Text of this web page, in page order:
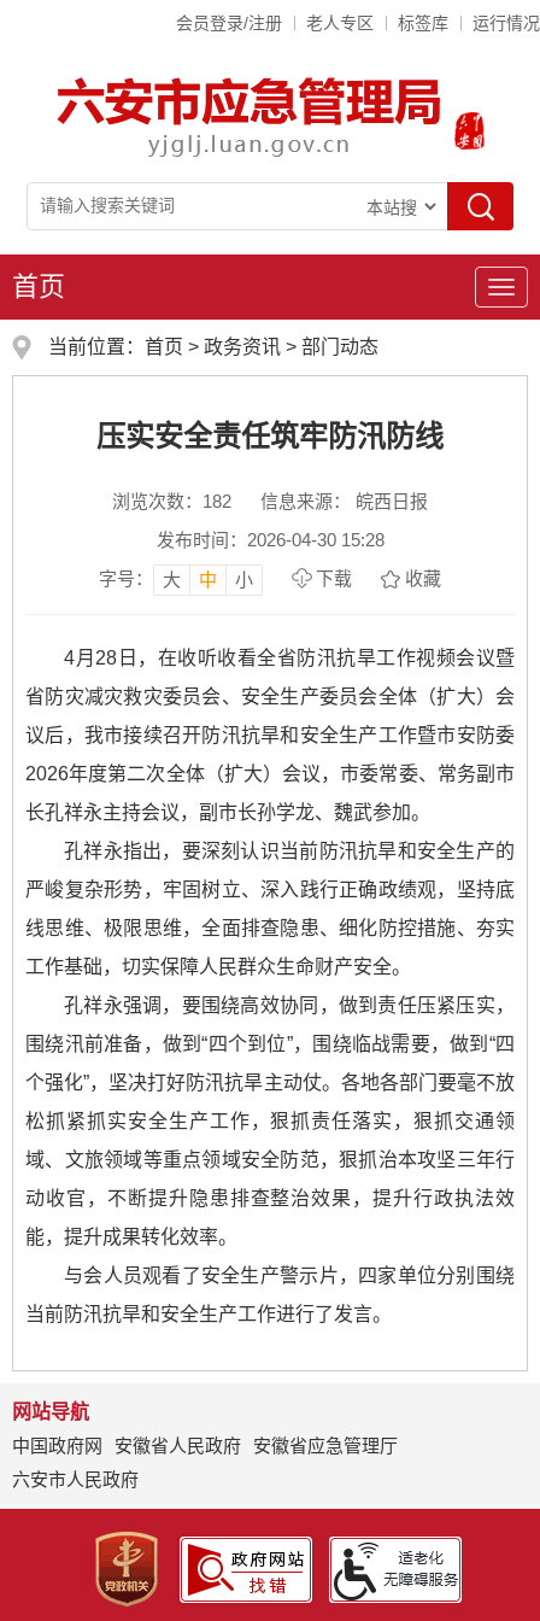
会员登录/注册 老人专区 标签库 运行情况
首页
导
航
当前位置： 首页 > 政务资讯 > 部门动态
压实安全责任筑牢防汛防线
浏览次数： 182
信息来源： 皖西日报
发布时间：2026-04-30 15:28
字号：
大 中 小 下载 收藏
4月28日，在收听收看全省防汛抗旱工作视频会议暨
省防灾减灾救灾委员会、安全生产委员会全体（扩大）会
议后，我市接续召开防汛抗旱和安全生产工作暨市安防委
2026年度第二次全体（扩大）会议，市委常委、常务副市
长孔祥永主持会议，副市长孙学龙、魏武参加。
孔祥永指出，要深刻认识当前防汛抗旱和安全生产的
严峻复杂形势，牢固树立、深入践行正确政绩观，坚持底
线思维、极限思维，全面排查隐患、细化防控措施、夯实
工作基础，切实保障人民群众生命财产安全。
孔祥永强调，要围绕高效协同，做到责任压紧压实，
围绕汛前准备，做到“四个到位”，围绕临战需要，做到“四
个强化”，坚决打好防汛抗旱主动仗。各地各部门要毫不放
松抓紧抓实安全生产工作，狠抓责任落实，狠抓交通领
域、文旅领域等重点领域安全防范，狠抓治本攻坚三年行
动收官，不断提升隐患排查整治效果，提升行政执法效
能，提升成果转化效率。
与会人员观看了安全生产警示片，四家单位分别围绕
当前防汛抗旱和安全生产工作进行了发言。
网站导航
中国政府网
安徽省人民政府
安徽省应急管理厅
六安市人民政府